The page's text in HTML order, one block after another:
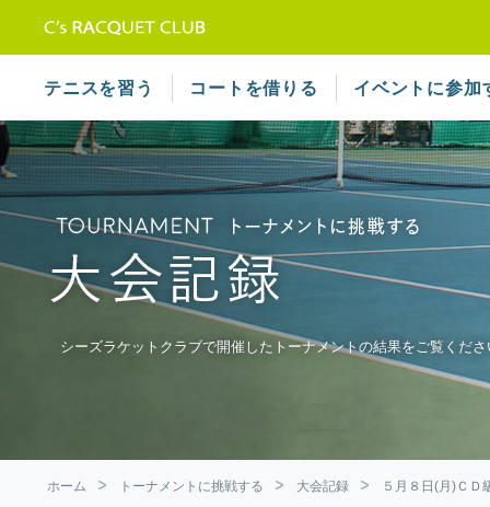
テニスを習う コートを借りる イベントに参加
シーズラケットクラブで開催したトーナメントの結果をご覧くださ
ホーム トーナメントに挑戦する 大会記録 ５月８日(月)ＣＤ